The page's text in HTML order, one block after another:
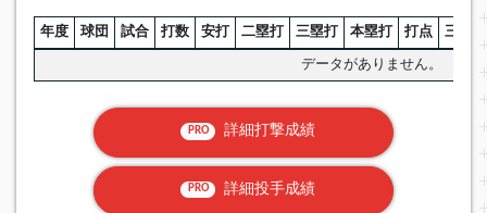
年度 球団 試合 打数 安打 二塁打 三塁打 本塁打 打点 三振
データがありません。
PRO 詳細打撃成績
PRO 詳細投手成績